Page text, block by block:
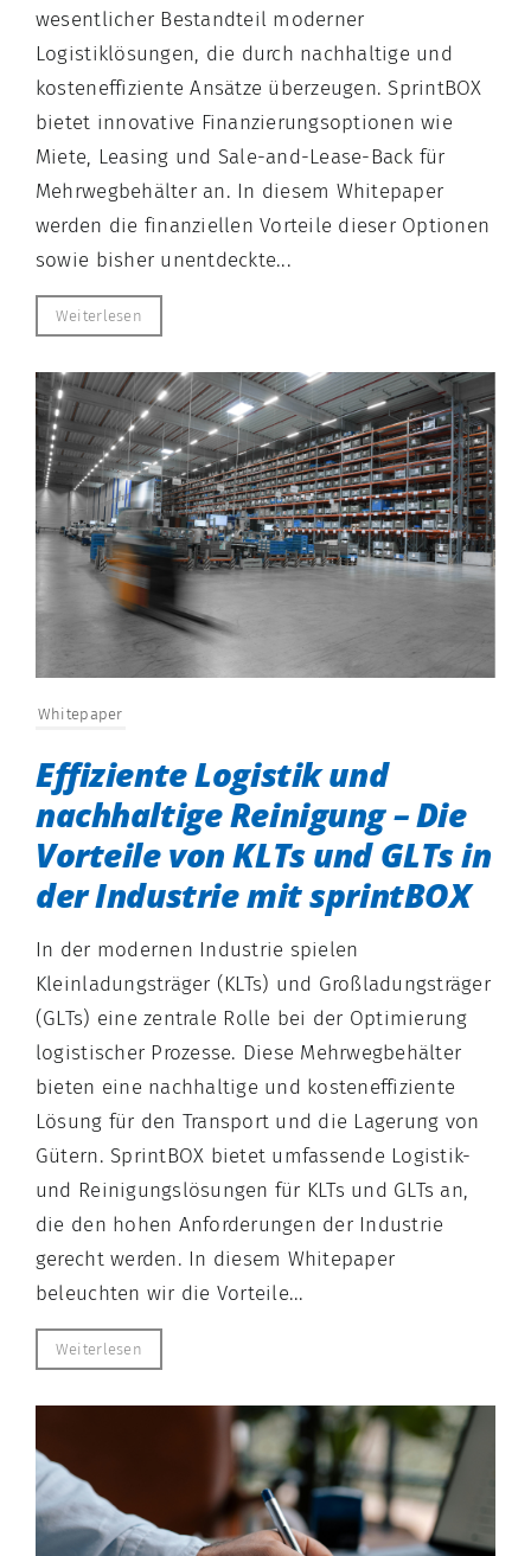
wesentlicher Bestandteil moderner
Logistiklösungen, die durch nachhaltige und
kosteneffiziente Ansätze überzeugen. SprintBOX
bietet innovative Finanzierungsoptionen wie
Miete, Leasing und Sale-and-Lease-Back für
Mehrwegbehälter an. In diesem Whitepaper
werden die finanziellen Vorteile dieser Optionen
sowie bisher unentdeckte...
Weiterlesen
Whitepaper
Effiziente Logistik und
nachhaltige Reinigung – Die
Vorteile von KLTs und GLTs in
der Industrie mit sprintBOX
In der modernen Industrie spielen
Kleinladungsträger (KLTs) und Großladungsträger
(GLTs) eine zentrale Rolle bei der Optimierung
logistischer Prozesse. Diese Mehrwegbehälter
bieten eine nachhaltige und kosteneffiziente
Lösung für den Transport und die Lagerung von
Gütern. SprintBOX bietet umfassende Logistik-
und Reinigungslösungen für KLTs und GLTs an,
die den hohen Anforderungen der Industrie
gerecht werden. In diesem Whitepaper
beleuchten wir die Vorteile...
Weiterlesen